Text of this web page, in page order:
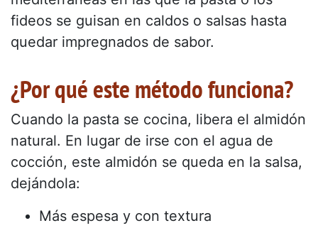
fideos se guisan en caldos o salsas hasta
quedar impregnados de sabor.
¿Por qué este método funciona?
Cuando la pasta se cocina, libera el almidón
natural. En lugar de irse con el agua de
cocción, este almidón se queda en la salsa,
dejándola:
Más espesa y con textura